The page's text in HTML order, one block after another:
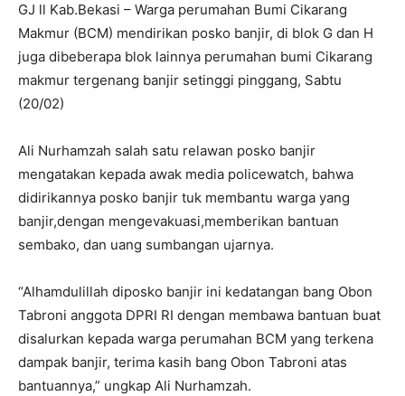
GJ ll Kab.Bekasi – Warga perumahan Bumi Cikarang
Makmur (BCM) mendirikan posko banjir, di blok G dan H
juga dibeberapa blok lainnya perumahan bumi Cikarang
makmur tergenang banjir setinggi pinggang, Sabtu
(20/02)
Ali Nurhamzah salah satu relawan posko banjir
mengatakan kepada awak media policewatch, bahwa
didirikannya posko banjir tuk membantu warga yang
banjir,dengan mengevakuasi,memberikan bantuan
sembako, dan uang sumbangan ujarnya.
“Alhamdulillah diposko banjir ini kedatangan bang Obon
Tabroni anggota DPRI RI dengan membawa bantuan buat
disalurkan kepada warga perumahan BCM yang terkena
dampak banjir, terima kasih bang Obon Tabroni atas
bantuannya,” ungkap Ali Nurhamzah.